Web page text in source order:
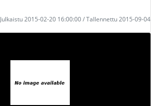
Julkaistu 2015-02-20 16:00:00 / Tallennettu 2015-09-04